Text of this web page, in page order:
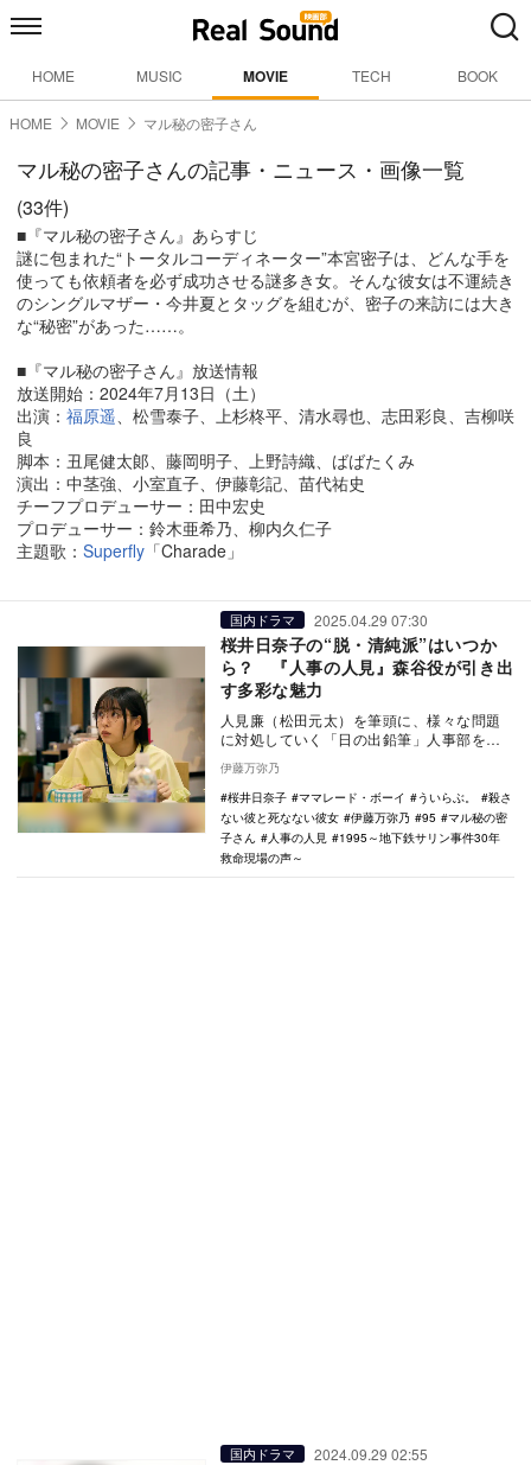
HOME MUSIC MOVIE TECH BOOK
HOME MOVIE マル秘の密子さん
マル秘の密子さんの記事・ニュース・画像一覧
(33件)
■『マル秘の密子さん』あらすじ
謎に包まれた“トータルコーディネーター”本宮密子は、どんな手を
使っても依頼者を必ず成功させる謎多き女。そんな彼女は不運続き
のシングルマザー・今井夏とタッグを組むが、密子の来訪には大き
な“秘密”があった……。
■『マル秘の密子さん』放送情報
放送開始：2024年7月13日（土）
出演： 福原遥、松雪泰子、上杉柊平、清水尋也、志田彩良、吉柳咲
良
脚本：丑尾健太郞、藤岡明子、上野詩織、ばばたくみ
演出：中茎強、小室直子、伊藤彰記、苗代祐史
チーフプロデューサー：田中宏史
プロデューサー：鈴木亜希乃、柳内久仁子
主題歌： Superfly 「Charade」
国内ドラマ 2025.04.29 07:30
桜井日奈子の“脱・清純派”はいつか
ら？ 『人事の人見』森谷役が引き出
す多彩な魅力
人見廉（松田元太）を筆頭に、様々な問題
に対処していく「日の出鉛筆」人事部を舞
台にした『人事の人見』（フジテレビ系）
が現在放送中だ…
伊藤万弥乃
桜井日奈子
ママレード・ボーイ ういらぶ。
殺さ
ない彼と死なない彼女
伊藤万弥乃 95
マル秘の密
子さん
人事の人見
1995～地下鉄サリン事件30年
救命現場の声～
国内ドラマ 2024.09.29 02:55